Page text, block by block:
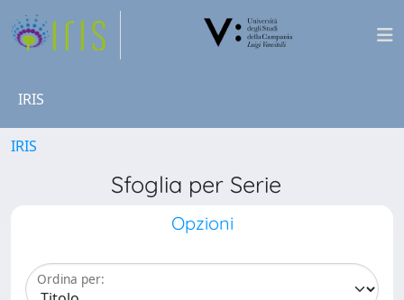
IRIS
IRIS
Sfoglia per Serie
Opzioni
Ordina per: